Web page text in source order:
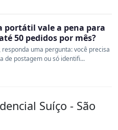
portátil vale a pena para
50 pedidos por mês?
responda uma pergunta: você precisa
de postagem ou só identifi...
Suíço - São